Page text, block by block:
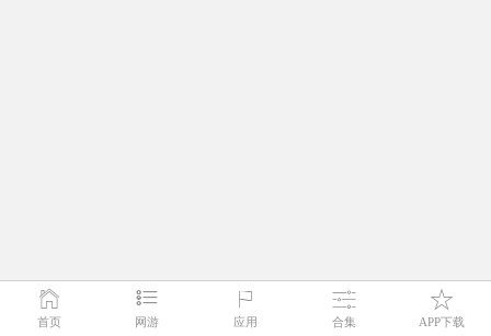
首页 网游 应用 合集 APP下载